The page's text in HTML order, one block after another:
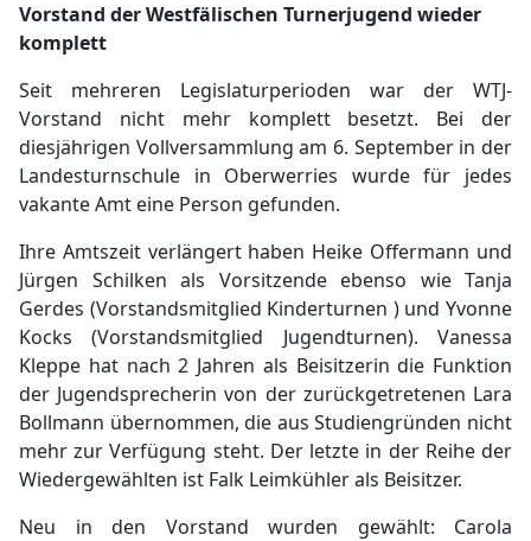
Vorstand der Westfälischen Turnerjugend wieder
komplett
Seit mehreren Legislaturperioden war der WTJ-
Vorstand nicht mehr komplett besetzt. Bei der
diesjährigen Vollversammlung am 6. September in der
Landesturnschule in Oberwerries wurde für jedes
vakante Amt eine Person gefunden.
Ihre Amtszeit verlängert haben Heike Offermann und
Jürgen Schilken als Vorsitzende ebenso wie Tanja
Gerdes (Vorstandsmitglied Kinderturnen ) und Yvonne
Kocks (Vorstandsmitglied Jugendturnen). Vanessa
Kleppe hat nach 2 Jahren als Beisitzerin die Funktion
der Jugendsprecherin von der zurückgetretenen Lara
Bollmann übernommen, die aus Studiengründen nicht
mehr zur Verfügung steht. Der letzte in der Reihe der
Wiedergewählten ist Falk Leimkühler als Beisitzer.
Neu in den Vorstand wurden gewählt: Carola